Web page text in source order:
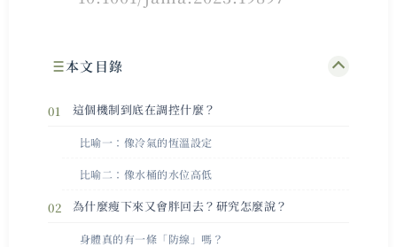
本文目錄
這個機制到底在調控什麼？
比喻一：像冷氣的恆溫設定
比喻二：像水桶的水位高低
為什麼瘦下來又會胖回去？研究怎麼說？
身體真的有一條「防線」嗎？